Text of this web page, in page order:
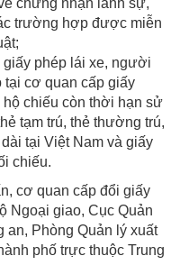
chứng nhận lãnh sự,
trường hợp được miễn
giấy phép lái xe, người
tại cơ quan cấp giấy
hộ chiếu còn thời hạn sử
tạm trú, thẻ thường trú,
tại Việt Nam và giấy
chiếu.
cơ quan cấp đổi giấy
Ngoại giao, Cục Quản
an, Phòng Quản lý xuất
phố trực thuộc Trung